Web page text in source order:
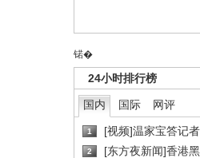
锘�
24小时排行榜
国内 国际 网评
1 [视频]温家宝答记
2 [东方夜新闻]香港